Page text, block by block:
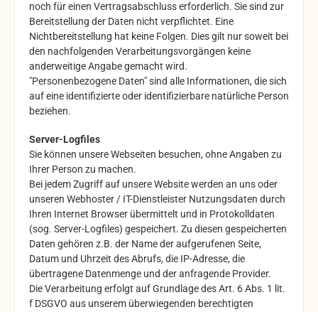
noch für einen Vertragsabschluss erforderlich. Sie sind zur
Bereitstellung der Daten nicht verpflichtet. Eine
Nichtbereitstellung hat keine Folgen. Dies gilt nur soweit bei
den nachfolgenden Verarbeitungsvorgängen keine
anderweitige Angabe gemacht wird.
"Personenbezogene Daten" sind alle Informationen, die sich
auf eine identifizierte oder identifizierbare natürliche Person
beziehen.
Server-Logfiles
Sie können unsere Webseiten besuchen, ohne Angaben zu
Ihrer Person zu machen.
Bei jedem Zugriff auf unsere Website werden an uns oder
unseren Webhoster / IT-Dienstleister Nutzungsdaten durch
Ihren Internet Browser übermittelt und in Protokolldaten
(sog. Server-Logfiles) gespeichert. Zu diesen gespeicherten
Daten gehören z.B. der Name der aufgerufenen Seite,
Datum und Uhrzeit des Abrufs, die IP-Adresse, die
übertragene Datenmenge und der anfragende Provider.
Die Verarbeitung erfolgt auf Grundlage des Art. 6 Abs. 1 lit.
f DSGVO aus unserem überwiegenden berechtigten